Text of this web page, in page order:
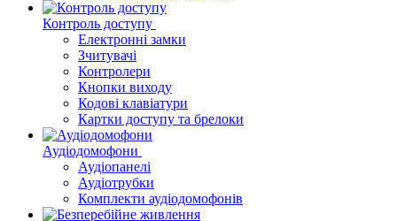
Контроль доступу
Електронні замки
Зчитувачі
Контролери
Кнопки виходу
Кодові клавіатури
Картки доступу та брелоки
Аудіодомофони
Аудіопанелі
Аудіотрубки
Комплекти аудіодомофонів